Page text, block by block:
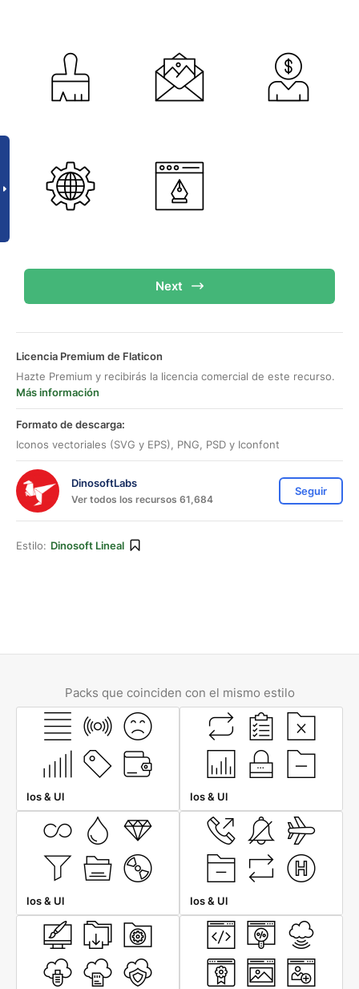
Next
Licencia Premium de Flaticon
Hazte Premium y recibirás la licencia comercial de este recurso.
Más información
Formato de descarga:
Iconos vectoriales (SVG y EPS), PNG, PSD y Iconfont
DinosoftLabs
Ver todos los recursos 61,684
Seguir
Estilo: Dinosoft Lineal
Packs que coinciden con el mismo estilo
Ios & Ul Ios & Ul
Ios & Ul Ios & Ul